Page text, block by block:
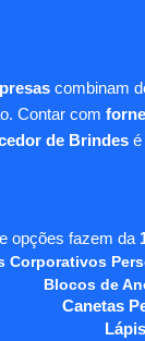
combinam
Contar com
de Brindesé
opções fazem da
Corporativos
Blocos de
Canetas